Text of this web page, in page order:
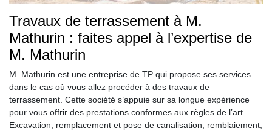
Travaux de terrassement à M.
Mathurin : faites appel à l’expertise de
M. Mathurin
M. Mathurin est une entreprise de TP qui propose ses services
dans le cas où vous allez procéder à des travaux de
terrassement. Cette société s’appuie sur sa longue expérience
pour vous offrir des prestations conformes aux règles de l’art.
Excavation, remplacement et pose de canalisation, remblaiement,